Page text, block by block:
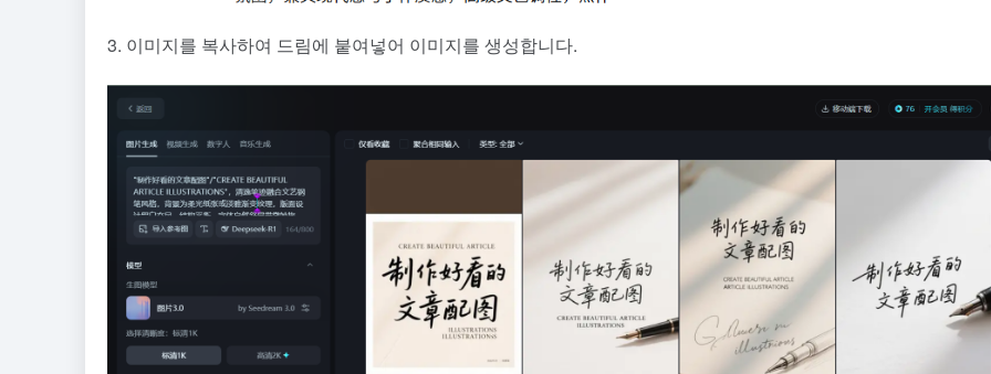
3. 이미지를 복사하여 드림에 붙여넣어 이미지를 생성합니다.